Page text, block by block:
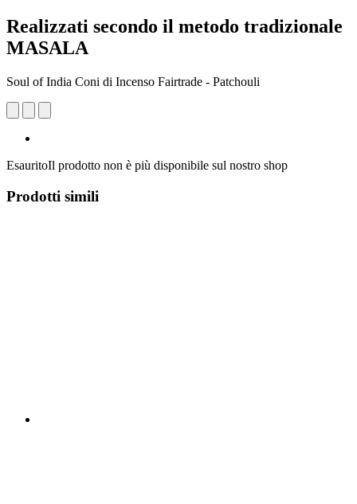
Realizzati secondo il metodo tradizionale
MASALA
Soul of India Coni di Incenso Fairtrade - Patchouli
EsauritoIl prodotto non è più disponibile sul nostro shop
Prodotti simili